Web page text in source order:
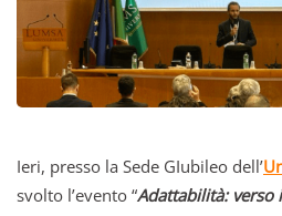
Ieri, presso la Sede GIubileo dell’
svolto l’evento “Adattabilità: